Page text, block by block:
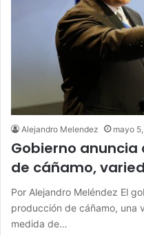
Alejandro Melendez mayo
Gobierno
de cáñamo,
Por Alejandro Meléndez El
producción de cáñamo, una
medida de…